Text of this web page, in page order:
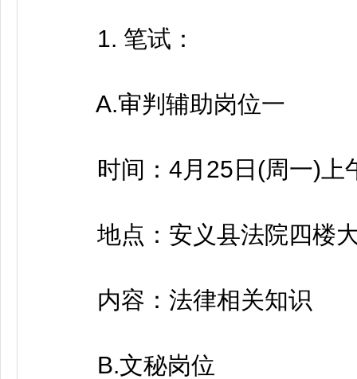
1. 笔试：
A.审判辅助岗位一
时间：4月25日(周一)上
地点：安义县法院四楼
内容：法律相关知识
B.文秘岗位